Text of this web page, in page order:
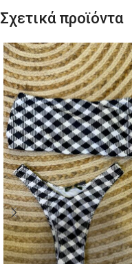
Σχετικά προϊόντα